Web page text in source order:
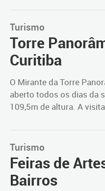
Turismo
Torre
Curitiba
O Mirante da Torre
aberto todos os dias da
109,5m de altura. A
Turismo
Feiras de
Bairros